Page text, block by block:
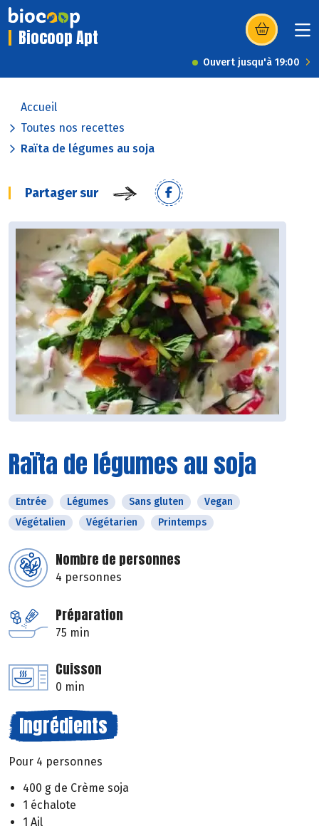
Biocoop Apt (s’ouvre dans
Ouvert jusqu'à 19:00
Accueil
Toutes nos recettes
Raïta de légumes au soja
Partager sur
Raïta de légumes au soja
Entrée Légumes Sans gluten
Vegan
Végétalien
Végétarien Printemps
Nombre de personnes
4 personnes
Préparation
75 min
Cuisson
0 min
Ingrédients
Pour 4 personnes
400 g de Crème soja
1 échalote
1 Ail